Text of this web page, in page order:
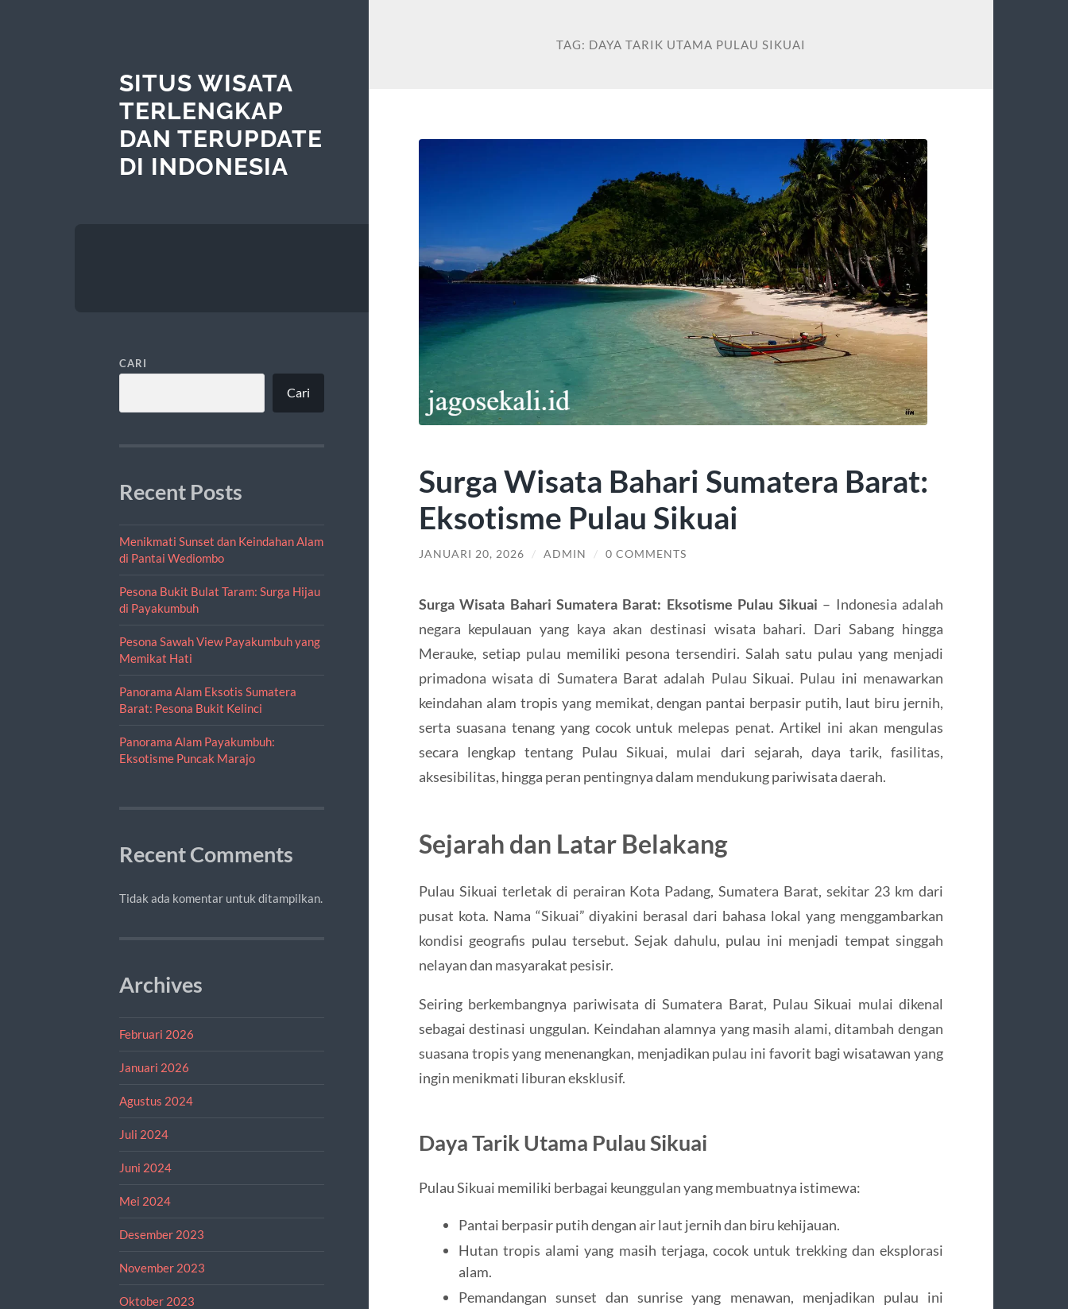
SITUS WISATA
TERLENGKAP
DAN TERUPDATE
DI INDONESIA
CARI
Cari
Recent Posts
Menikmati Sunset dan Keindahan Alam
di Pantai Wediombo
Pesona Bukit Bulat Taram: Surga Hijau
di Payakumbuh
Pesona Sawah View Payakumbuh yang
Memikat Hati
Panorama Alam Eksotis Sumatera
Barat: Pesona Bukit Kelinci
Panorama Alam Payakumbuh:
Eksotisme Puncak Marajo
Recent Comments
Tidak ada komentar untuk ditampilkan.
Archives
Februari 2026
Januari 2026
Agustus 2024
Juli 2024
Juni 2024
Mei 2024
Desember 2023
November 2023
Oktober 2023
TAG: DAYA TARIK UTAMA PULAU SIKUAI
Surga Wisata Bahari Sumatera Barat:
Eksotisme Pulau Sikuai
JANUARI 20, 2026 / ADMIN / 0 COMMENTS
Surga Wisata Bahari Sumatera Barat: Eksotisme Pulau Sikuai – Indonesia adalah
negara kepulauan yang kaya akan destinasi wisata bahari. Dari Sabang hingga
Merauke, setiap pulau memiliki pesona tersendiri. Salah satu pulau yang menjadi
primadona wisata di Sumatera Barat adalah Pulau Sikuai. Pulau ini menawarkan
keindahan alam tropis yang memikat, dengan pantai berpasir putih, laut biru jernih,
serta suasana tenang yang cocok untuk melepas penat. Artikel ini akan mengulas
secara lengkap tentang Pulau Sikuai, mulai dari sejarah, daya tarik, fasilitas,
aksesibilitas, hingga peran pentingnya dalam mendukung pariwisata daerah.
Sejarah dan Latar Belakang
Pulau Sikuai terletak di perairan Kota Padang, Sumatera Barat, sekitar 23 km dari
pusat kota. Nama “Sikuai” diyakini berasal dari bahasa lokal yang menggambarkan
kondisi geografis pulau tersebut. Sejak dahulu, pulau ini menjadi tempat singgah
nelayan dan masyarakat pesisir.
Seiring berkembangnya pariwisata di Sumatera Barat, Pulau Sikuai mulai dikenal
sebagai destinasi unggulan. Keindahan alamnya yang masih alami, ditambah dengan
suasana tropis yang menenangkan, menjadikan pulau ini favorit bagi wisatawan yang
ingin menikmati liburan eksklusif.
Daya Tarik Utama Pulau Sikuai
Pulau Sikuai memiliki berbagai keunggulan yang membuatnya istimewa:
Pantai berpasir putih dengan air laut jernih dan biru kehijauan.
Hutan tropis alami yang masih terjaga, cocok untuk trekking dan eksplorasi
alam.
Pemandangan sunset dan sunrise yang menawan, menjadikan pulau ini